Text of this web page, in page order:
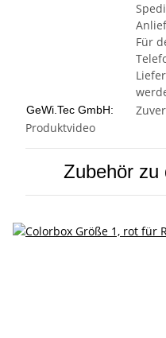
Für
GeWi.Tec GmbH:
Produktvideo
Zubehör zu